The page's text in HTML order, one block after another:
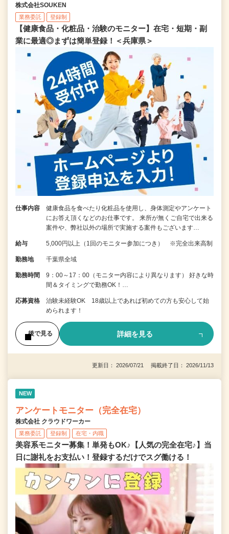
株式会社SOUKEN
業務委託 登録制
【健康食品・化粧品・治験のモニター】在宅・短期・副
業に最適◎まずは簡単登録！＜兵庫県＞
仕事内容
健康食品を食べたり化粧品を使用し、身体測定やアンケート
にお答え頂くなどのお仕事です。 来所が無くご自宅で出来る
案件や、弊社以外の場所で実施する案件もございます…
給与 5,000円以上（1回のモニター参加につき） ※完全出来高制
勤務地 千葉県全域
勤務時間
9：00～17：00（モニター内容により異なります） 好きな時
間＆タイミングで勤務OK！…
応募資格
治験未経験OK 18歳以上であれば初めての方も安心して始
められます！
後で見る 詳細を見る
更新日： 2026/07/21 掲載終了日： 2026/11/13
NEW
アンケートモニター（完全在宅）
株式会社 クラウドワーカー
業務委託 登録制 在宅・内職
美容系モニター募集！単発もOK♪【人気の完全在宅♪】当
日に謝礼をお支払い！登録するだけでスグ働ける！